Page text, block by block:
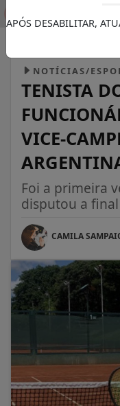
NOTÍCIAS/
TENISTA
VICE-
Foi a primeira
disputou a
CAMILA
APÓS DESABILITAR,